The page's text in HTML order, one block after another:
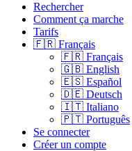
Rechercher
Comment ça marche
Tarifs
🇫🇷 Français
🇫🇷 Français
🇬🇧 English
🇪🇸 Español
🇩🇪 Deutsch
🇮🇹 Italiano
🇵🇹 Português
Se connecter
Créer un compte